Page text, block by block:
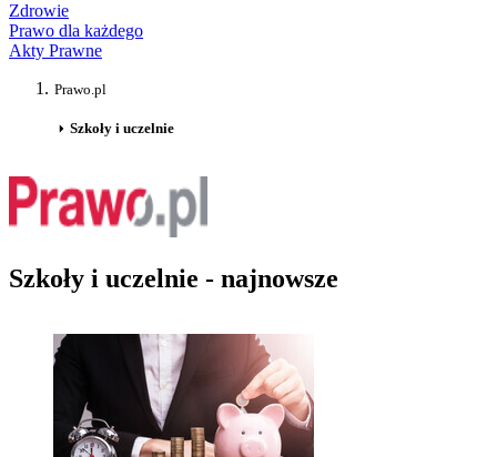
Zdrowie
Prawo dla każdego
Akty Prawne
Prawo.pl
Szkoły i uczelnie
Szkoły i uczelnie - najnowsze